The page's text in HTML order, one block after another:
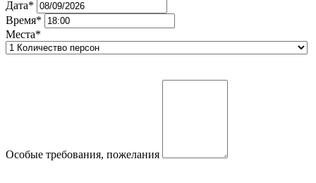
Дата*
Время*
Места*
Особые требования, пожелания